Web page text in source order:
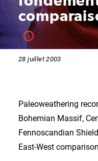
28 juillet 2003
Paleoweathering
Bohemian Massif,
Fennoscandian
East-West